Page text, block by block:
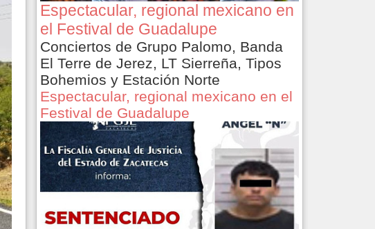
Espectacular, regional mexicano en
el Festival de Guadalupe
Conciertos de Grupo Palomo, Banda
El Terre de Jerez, LT Sierreña, Tipos
Bohemios y Estación Norte
Espectacular, regional mexicano en el
Festival de Guadalupe